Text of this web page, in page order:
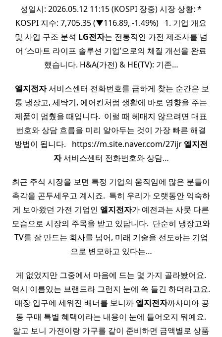
성일시: 2026.05.12 11:15 (KOSPI 장중) 시장 상황: *
KOSPI 지수: 7,705.35 (▼116.89, -1.49%) ​ ​ 1. 기업 개요
및 사업 구조 분석 LG전자는 전통적인 가전 제조사를 넘
어 ‘스마트 라이프 솔루션 기업’으로의 체질 개선을 완료
했습니다. H&A(가전) & HE(TV): 기존…
엘지전자서비스센터 전화번호를 급하게 찾는 순간은 보
통 냉장고, 세탁기, 에어컨처럼 생활에 바로 영향을 주는
제품이 멈췄을 때입니다. ​ 이럴 때 헤매지 않으려면 대표
번호와 상담 흐름을 미리 알아두는 것이 가장 빠른 해결
방법이 됩니다. ​ ​ https://m.site.naver.com/27ijr 엘지전
자서비스센터 전화번호와 상담…
최근 주식 시장을 보면 특정 기업의 움직임에 많은 분들이
촉각을 곤두세우고 계시죠. ​ 특히 우리가 오랫동안 익숙하
게 보아왔던 가전 기업인 엘지전자가 예전과는 사뭇 다른
모습으로 시장의 주목을 받고 있답니다. ​ 단순히 냉장고와
TV를 잘 만드는 회사를 넘어, 미래 기술을 선도하는 기업
으로 변모하고 있다는…
게 없었지만 그중에서 마음에 드는 몇 가지 골라봤어요.
역시 이름있는 브랜드라 그런지 눈에 쏙 들긴 하더라고요.
​ 매장 입구에 세워진 배너를 보니까 엘지전자까사미아 공
동 구매 특별 혜택이라는 내용이 눈에 들어오지 뭐예요.
알고 보니 가전이랑 가구를 같이 준비하면 금액별로 상품